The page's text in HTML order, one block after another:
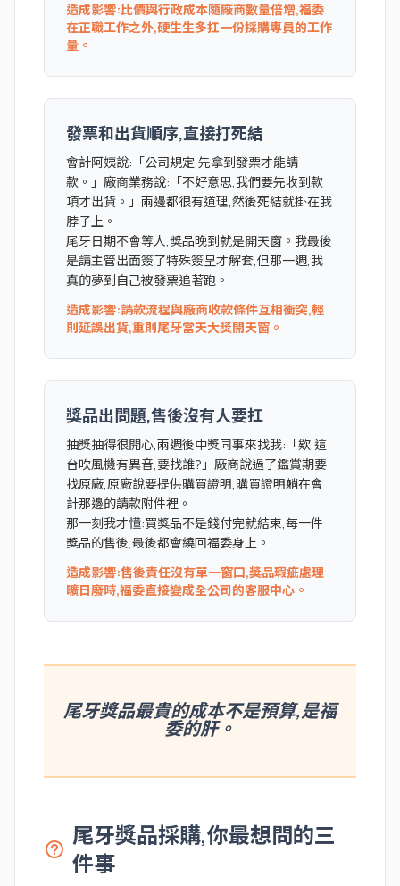
造成影響:比價與行政成本隨廠商數量倍增,福委
在正職工作之外,硬生生多扛一份採購專員的工作
量。
發票和出貨順序,直接打死結
會計阿姨說:「公司規定,先拿到發票才能請
款。」廠商業務說:「不好意思,我們要先收到款
項才出貨。」兩邊都很有道理,然後死結就掛在我
脖子上。
尾牙日期不會等人,獎品晚到就是開天窗。我最後
是請主管出面簽了特殊簽呈才解套,但那一週,我
真的夢到自己被發票追著跑。
造成影響:請款流程與廠商收款條件互相衝突,輕
則延誤出貨,重則尾牙當天大獎開天窗。
獎品出問題,售後沒有人要扛
抽獎抽得很開心,兩週後中獎同事來找我:「欸,這
台吹風機有異音,要找誰?」廠商說過了鑑賞期要
找原廠,原廠說要提供購買證明,購買證明躺在會
計那邊的請款附件裡。
那一刻我才懂:買獎品不是錢付完就結束,每一件
獎品的售後,最後都會繞回福委身上。
造成影響:售後責任沒有單一窗口,獎品瑕疵處理
曠日廢時,福委直接變成全公司的客服中心。
尾牙獎品最貴的成本不是預算,是福
委的肝。
help_outline 尾牙獎品採購,你最想問的三
件事